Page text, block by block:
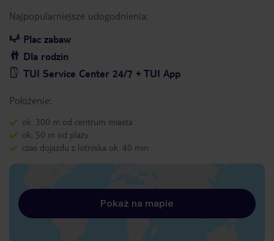
Najpopularniejsze udogodnienia:
Plac zabaw
Dla rodzin
TUI Service Center 24/7 + TUI App
Położenie:
ok. 300 m od centrum miasta
ok. 50 m od plaży
czas dojazdu z lotniska ok. 40 min
Pokaż na mapie